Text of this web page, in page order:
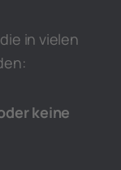
in vielen
keine